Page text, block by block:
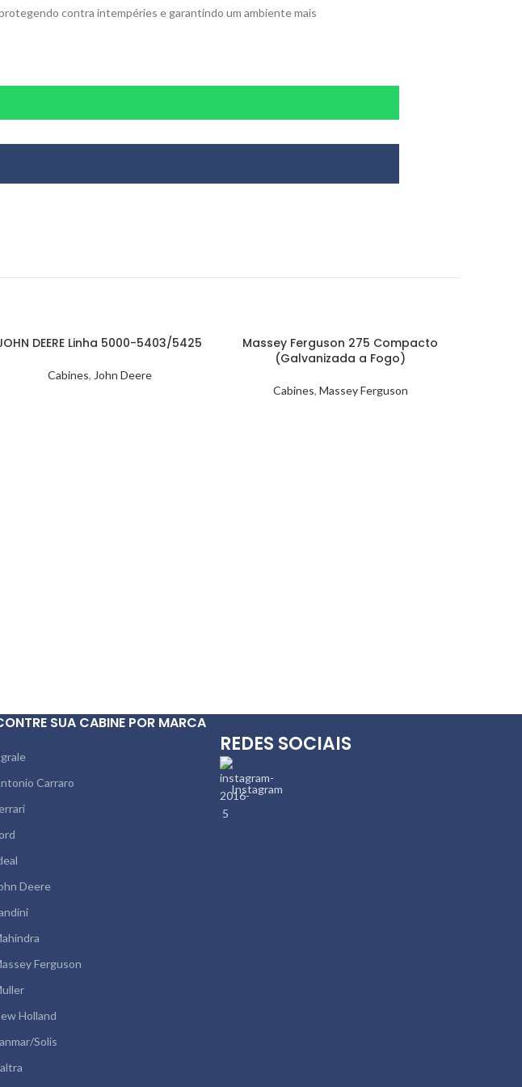
contra intempéries e garantindo um ambiente mais
DEERE Linha 5000-5403/5425
Cabines, John Deere
Massey Ferguson 275 Compacto
(Galvanizada a Fogo)
Cabines, Massey Ferguson
SUA CABINE POR MARCA
Carraro
Deere
Ferguson
Holland
Solis
REDES SOCIAIS
Instagram